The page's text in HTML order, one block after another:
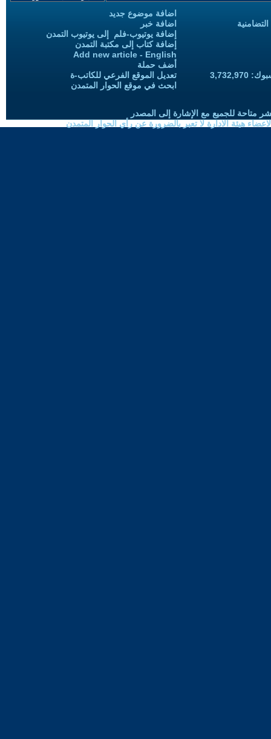
اضافة موضوع جديد
اضافة خبر
إضافة يوتيوب-فلم إلى يوتيوب التمدن
إضافة كتاب إلى مكتبة التمدن
Add new article - English
أضف حملة
تعديل الموقع الفرعي للكاتب-ة
ابحث في موقع الحوار المتمدن
متاحة للجميع مع الإشارة إلى المصدر
هيئة الادارة لا تعبر بالضرورة عن رأي الحوار المتمدن